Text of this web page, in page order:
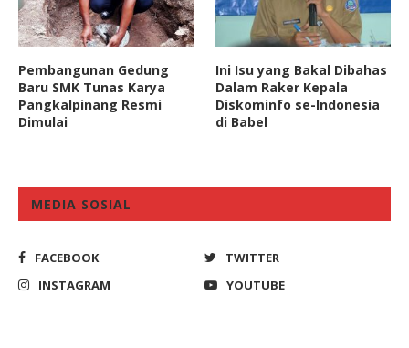
Pembangunan Gedung
Baru SMK Tunas Karya
Pangkalpinang Resmi
Dimulai
Ini Isu yang Bakal Dibahas
Dalam Raker Kepala
Diskominfo se-Indonesia
di Babel
MEDIA SOSIAL
FACEBOOK
TWITTER
INSTAGRAM
YOUTUBE